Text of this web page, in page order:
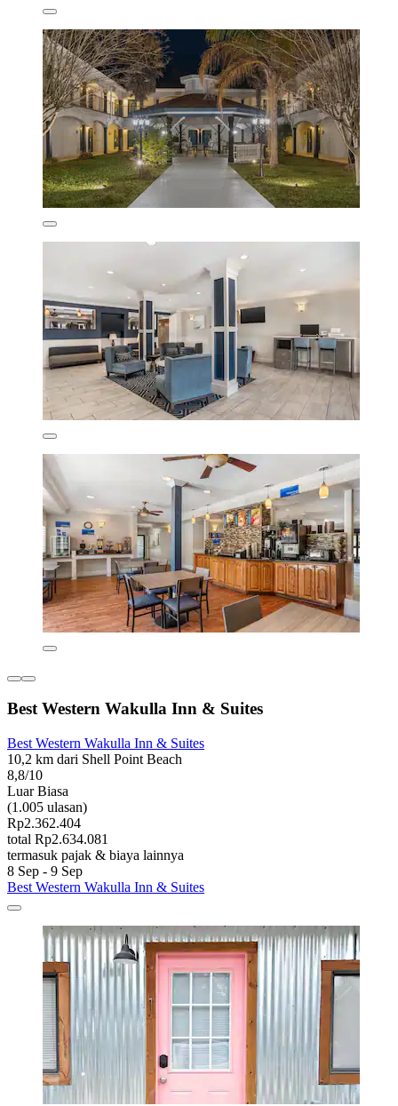
Best Western Wakulla Inn & Suites
Best Western Wakulla Inn & Suites
10,2 km dari Shell Point Beach
8,8/10
Luar Biasa
(1.005 ulasan)
Rp2.362.404
total Rp2.634.081
termasuk pajak & biaya lainnya
8 Sep - 9 Sep
Best Western Wakulla Inn & Suites